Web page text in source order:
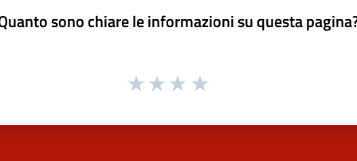
sono chiare le informazioni su questa